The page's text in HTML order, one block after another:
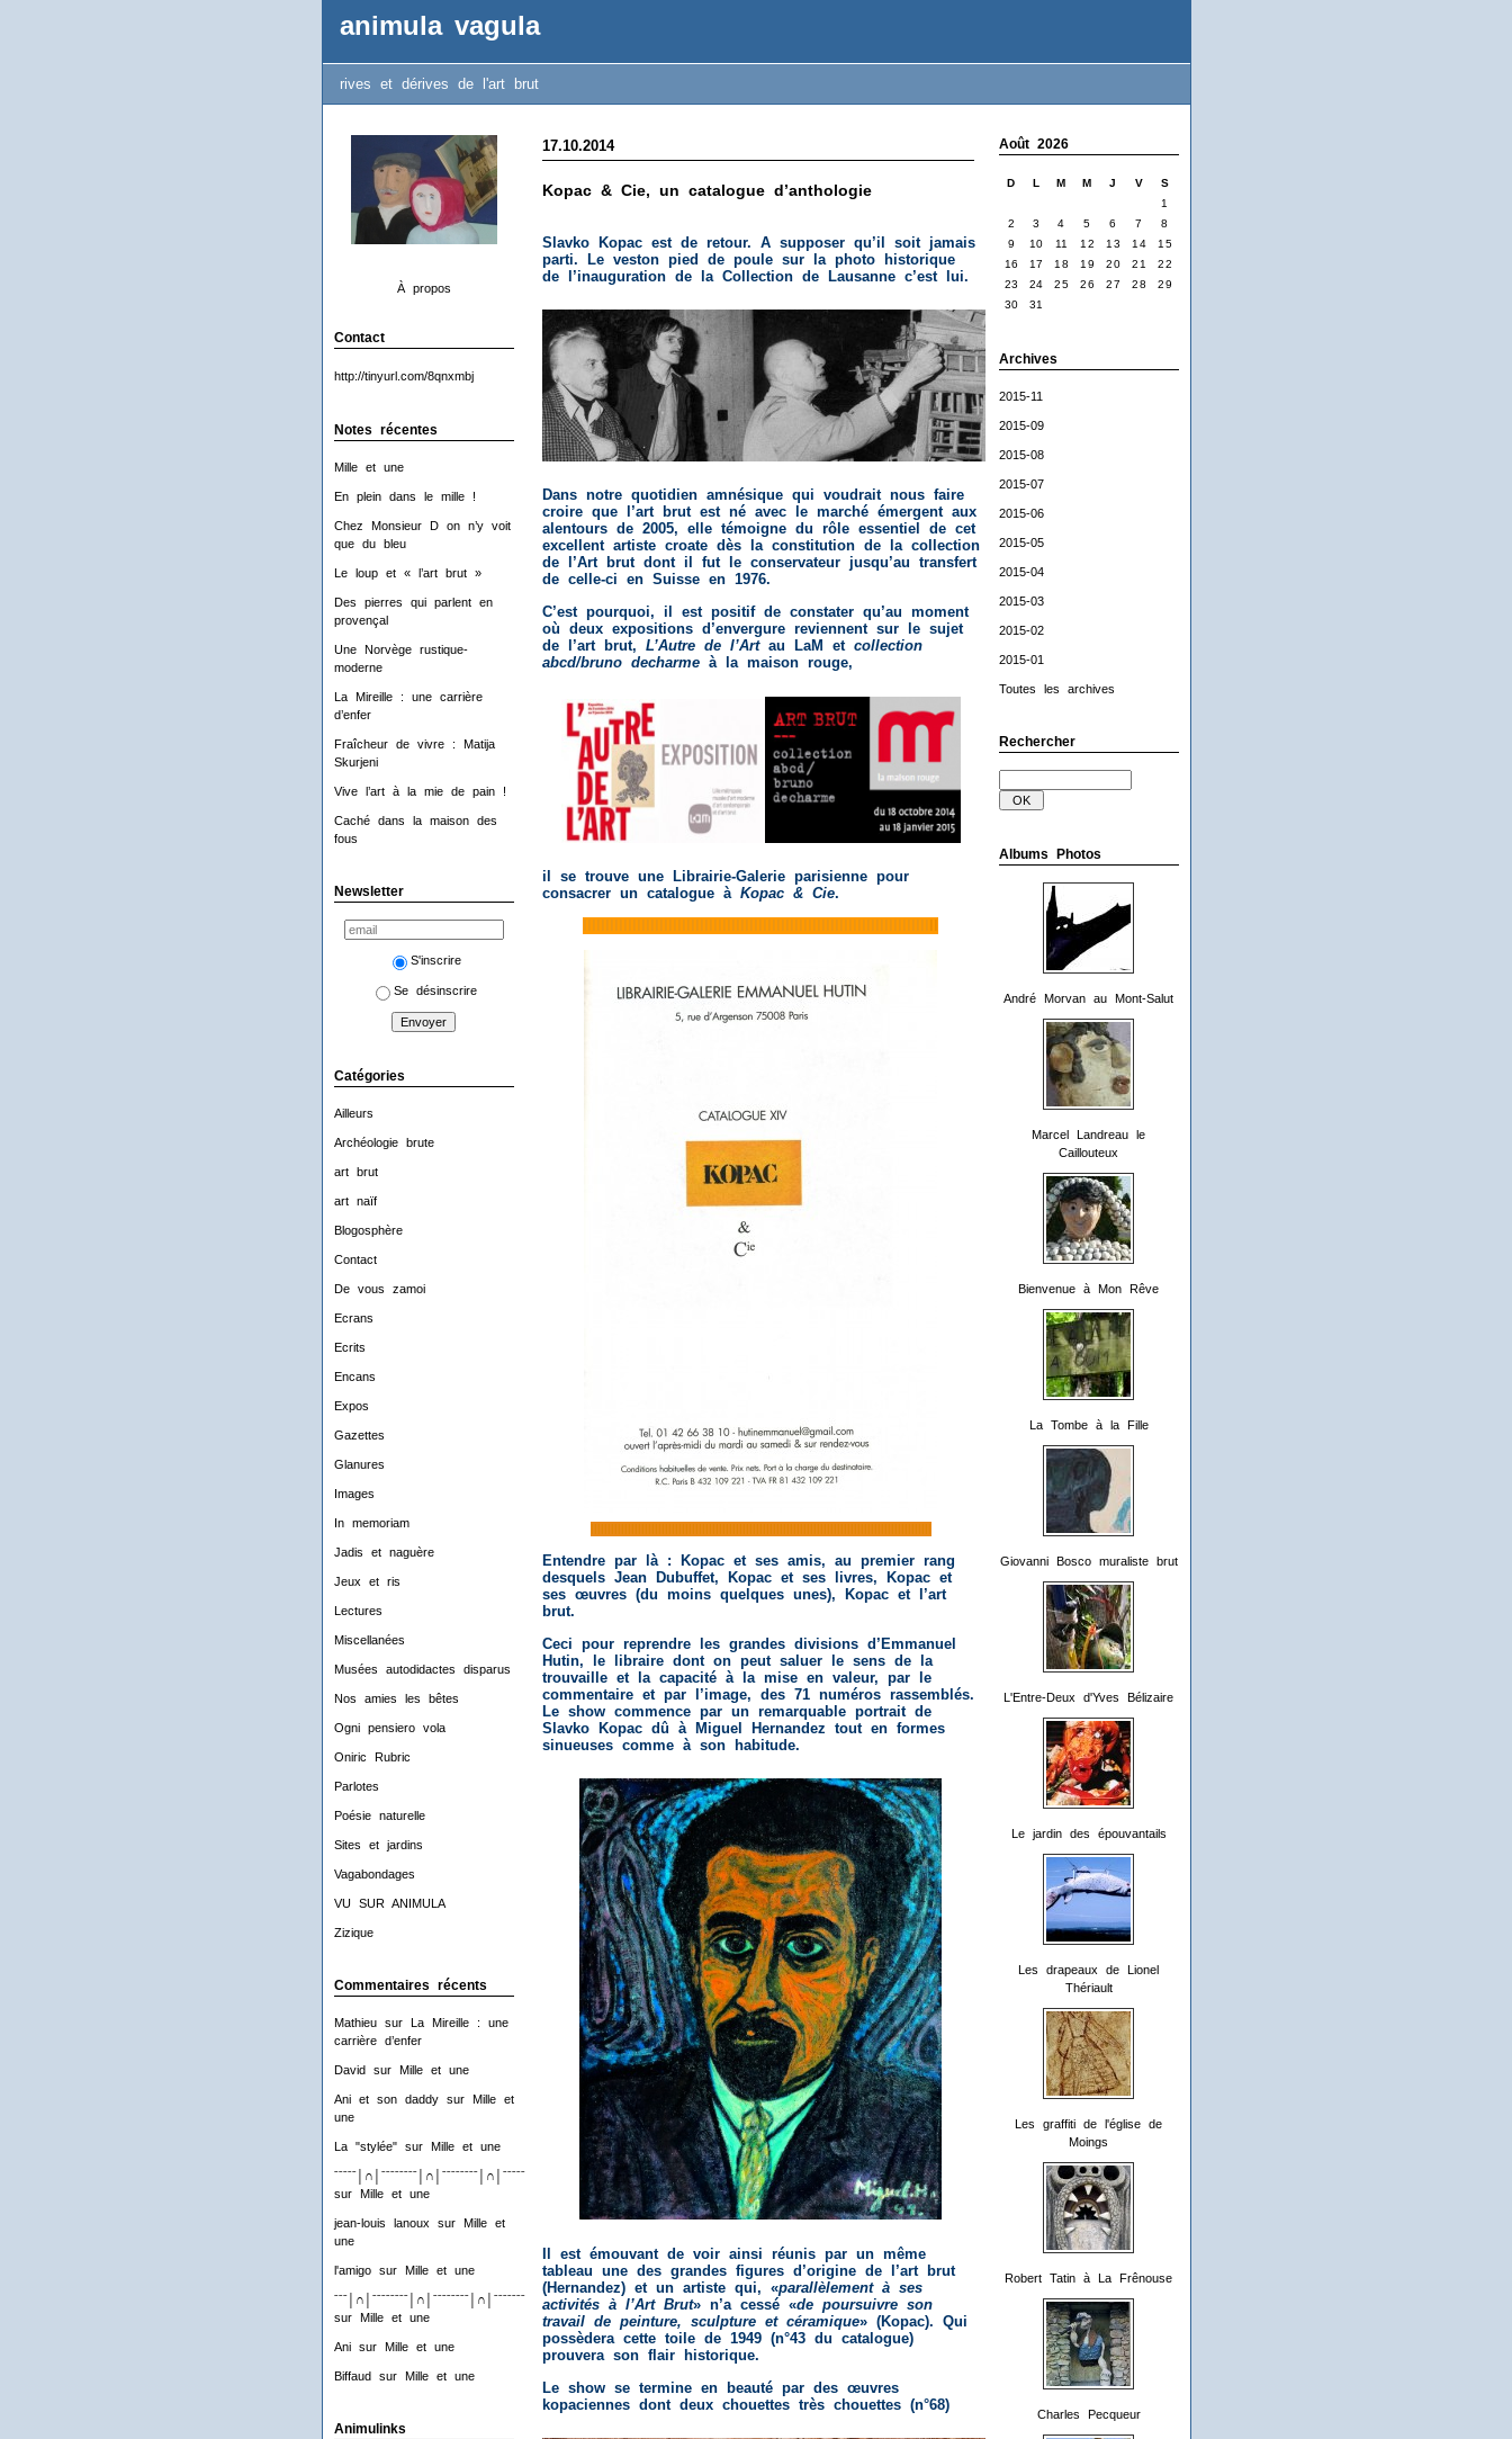
animula vagula
rives et dérives de l'art brut
À propos
Contact
http://tinyurl.com/8qnxmbj
Notes récentes
Mille et une
En plein dans le mille !
Chez Monsieur D on n’y voit
que du bleu
Le loup et « l’art brut »
Des pierres qui parlent en
provençal
Une Norvège rustique-
moderne
La Mireille : une carrière
d’enfer
Fraîcheur de vivre : Matija
Skurjeni
Vive l’art à la mie de pain !
Caché dans la maison des
fous
Newsletter
S'inscrire
Se désinscrire
Catégories
Ailleurs
Archéologie brute
art brut
art naïf
Blogosphère
Contact
De vous zamoi
Ecrans
Ecrits
Encans
Expos
Gazettes
Glanures
Images
In memoriam
Jadis et naguère
Jeux et ris
Lectures
Miscellanées
Musées autodidactes disparus
Nos amies les bêtes
Ogni pensiero vola
Oniric Rubric
Parlotes
Poésie naturelle
Sites et jardins
Vagabondages
VU SUR ANIMULA
Zizique
Commentaires récents
Mathieusur
La Mireille : une
carrière d’enfer
David sur Mille et une
Ani et son daddysur
Mille et
une
La "stylée"sur Mille et une
ˉˉˉˉˉ│∩│ˉˉˉˉˉˉˉˉ│∩│ˉˉˉˉˉˉˉˉ│∩│ˉˉˉˉˉˉˉˉ│∩│ˉˉˉˉ
sur
Mille et une
jean-louis lanoux sur
Mille et
une
l'amigosur Mille et une
ˉˉˉ│∩│ˉˉˉˉˉˉˉˉ│∩│ˉˉˉˉˉˉˉˉ│∩│ˉˉˉˉˉˉˉˉ│∩│ˉˉˉ
sur
Mille et une
Anisur Mille et une
Biffaud sur Mille et une
Animulinks
Août 2026
D L M M J V
S
1
2
3 4 5 6 7
8
9
10 11 12 13 14
15
16
17 18 19 20 21
22
23
24 25 26 27 28
29
30
31
Archives
2015-11
2015-09
2015-08
2015-07
2015-06
2015-05
2015-04
2015-03
2015-02
2015-01
Toutes les archives
Rechercher
Albums Photos
André Morvan au Mont-Salut
Marcel Landreau le
Caillouteux
Bienvenue à Mon Rêve
La Tombe à la Fille
Giovanni Bosco muraliste brut
L'Entre-Deux d'Yves Bélizaire
Le jardin des épouvantails
Les drapeaux de Lionel
Thériault
Les graffiti de l'église de
Moings
Robert Tatin à La Frênouse
Charles Pecqueur
17.10.2014
Kopac & Cie, un catalogue d’anthologie
Slavko Kopac est de retour. A supposer qu’il soit jamais
parti. Le veston pied de poule sur la photo historique
de l’inauguration de la Collection de Lausanne c’est lui.
Dans notre quotidien amnésique qui voudrait nous faire
croire que l’art brut est né avec le marché émergent aux
alentours de 2005, elle témoigne du rôle essentiel de cet
excellent artiste croate dès la constitution de la collection
de l’Art brut dont il fut le conservateur jusqu’au transfert
de celle-ci en Suisse en 1976.
C’est pourquoi, il est positif de constater qu’au moment
où deux expositions d’envergure reviennent sur le sujet
de l’art brut, L’Autre de l’Artau LaM et collection
abcd/bruno decharmeà la maison rouge,
il se trouve une Librairie-Galerie parisienne pour
consacrer un catalogue à Kopac & Cie.
Entendre par là : Kopac et ses amis, au premier rang
desquels Jean Dubuffet, Kopac et ses livres, Kopac et
ses œuvres (du moins quelques unes), Kopac et l’art
brut.
Ceci pour reprendre les grandes divisions d’Emmanuel
Hutin, le libraire dont on peut saluer le sens de la
trouvaille et la capacité à la mise en valeur, par le
commentaire et par l’image, des 71 numéros rassemblés.
Le show commence par un remarquable portrait de
Slavko Kopac dû à Miguel Hernandez tout en formes
sinueuses comme à son habitude.
Il est émouvant de voir ainsi réunis par un même
tableau une des grandes figures d’origine de l’art brut
(Hernandez) et un artiste qui, «parallèlement à ses
activités à l’Art Brut» n’a cessé «de poursuivre son
travail de peinture, sculpture et céramique» (Kopac). Qui
possèdera cette toile de 1949 (n°43 du catalogue)
prouvera son flair historique.
Le show se termine en beauté par des œuvres
kopaciennes dont deux chouettes très chouettes (n°68)